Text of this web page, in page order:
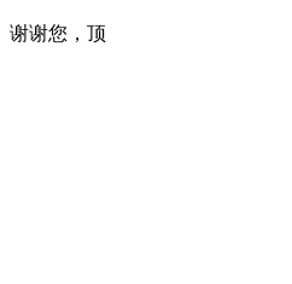
谢谢您，顶